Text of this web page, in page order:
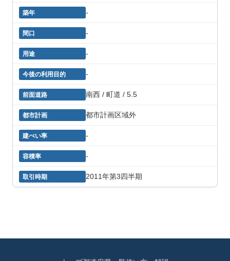
-
-
-
-
南西 / 町道 / 5.5
都市計画区域外
-
-
2011年第3四半期